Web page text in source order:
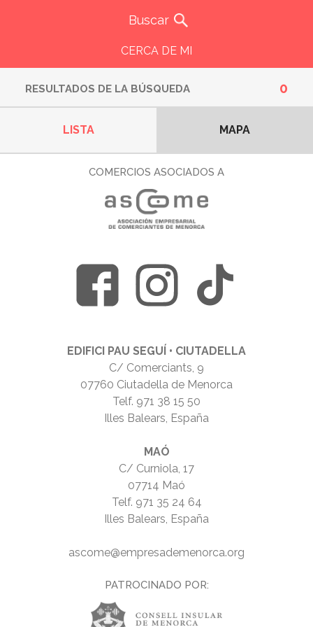
CERCA DE MI
0
RESULTADOS DE LA BÚSQUEDA
LISTA MAPA
COMERCIOS ASOCIADOS A
EDIFICI PAU SEGUÍ • CIUTADELLA
C/ Comerciants, 9
07760 Ciutadella de Menorca
Telf. 971 38 15 50
Illes Balears, España
MAÓ
C/ Curniola, 17
07714 Maó
Telf. 971 35 24 64
Illes Balears, España
ascome@empresademenorca.org
PATROCINADO POR: